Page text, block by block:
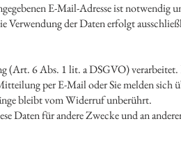
E-Mail-Adresse ist notwendig
Verwendung der Daten erfolgt
(Art. 6 Abs. 1 lit. a DSGVO)
per E-Mail oder Sie melden sich
bleibt vom Widerruf unberührt.
Daten für andere Zwecke und an